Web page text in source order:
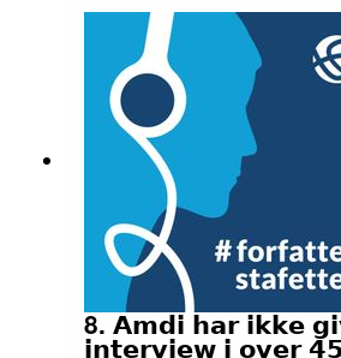
8. 𝗔𝗺𝗱𝗶 𝗵𝗮𝗿 𝗶𝗸𝗸𝗲
𝗶𝗻𝘁𝗲𝗿𝘃𝗶𝗲𝘄 𝗶 𝗼𝘃𝗲𝗿